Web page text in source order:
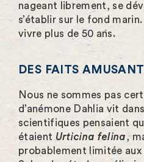
nageant librement, se
s’établir sur le fond
vivre plus de 50 ans.
DES FAITS
Nous ne sommes pas
d’anémone Dahlia vit
scientifiques pensaient
étaient Urticina felina,
probablement limitée aux